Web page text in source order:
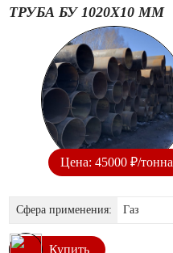
ТРУБА БУ 1020Х10 ММ
Цена: 45000 ₽/тонна
Сфера применения: Газ
Купить